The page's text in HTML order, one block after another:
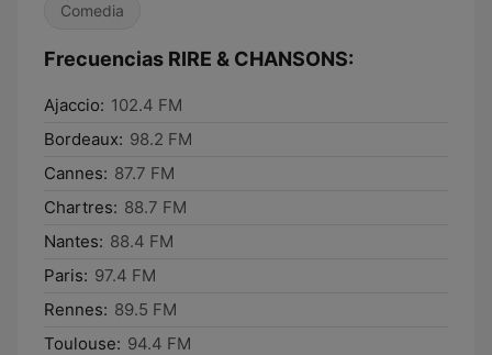
Comedia
Frecuencias RIRE & CHANSONS:
Ajaccio: 102.4 FM
Bordeaux: 98.2 FM
Cannes: 87.7 FM
Chartres: 88.7 FM
Nantes: 88.4 FM
Paris: 97.4 FM
Rennes: 89.5 FM
Toulouse: 94.4 FM